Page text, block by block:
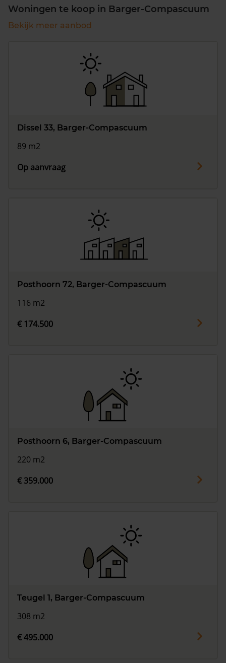
Woningen te koop in Barger-Compascuum
Bekijk meer aanbod
Dissel 33, Barger-Compascuum
89 m2
Op aanvraag
Posthoorn 72, Barger-Compascuum
116 m2
€ 174.500
Posthoorn 6, Barger-Compascuum
220 m2
€ 359.000
Teugel 1, Barger-Compascuum
308 m2
€ 495.000